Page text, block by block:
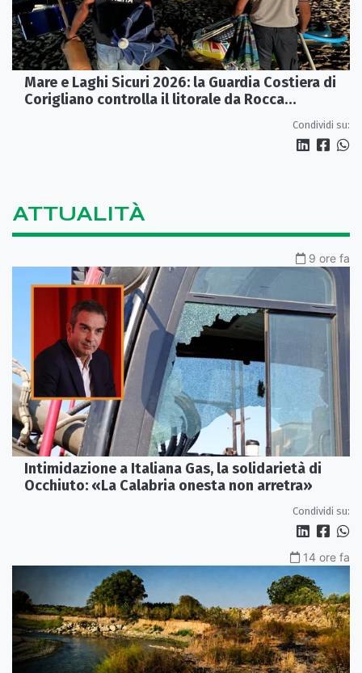
Mare e Laghi Sicuri 2026: la Guardia Costiera di
Corigliano controlla il litorale da Rocca
Condividi su:
ATTUALITÀ
9 ore fa
Intimidazione a Italiana Gas, la solidarietà di
Occhiuto: «La Calabria onesta non arretra»
Condividi su:
14 ore fa